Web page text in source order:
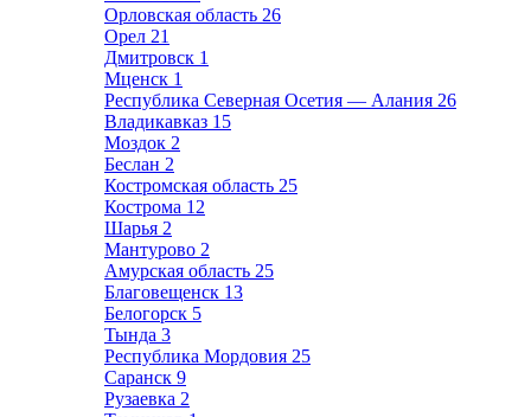
Орловская область 26
Орел 21
Дмитровск 1
Мценск 1
Республика Северная Осетия — Алания 26
Владикавказ 15
Моздок 2
Беслан 2
Костромская область 25
Кострома 12
Шарья 2
Мантурово 2
Амурская область 25
Благовещенск 13
Белогорск 5
Тында 3
Республика Мордовия 25
Саранск 9
Рузаевка 2